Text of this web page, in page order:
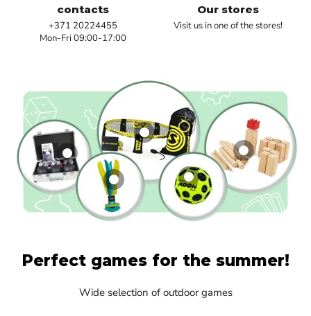
contacts
+371 20224455
Mon-Fri 09:00-17:00
Our stores
Visit us in one of the stores!
Bex Petanque
40,99 €
Apskatīt produktu
6,95 €
Apskatīt produktu
9,50 €
Apskatīt produktu
49,99 €
Apskatīt produktu
Spikeball Pro Kit
119,95 €
Apskatīt produktu
Perfect games for the summer!
Wide selection of outdoor games